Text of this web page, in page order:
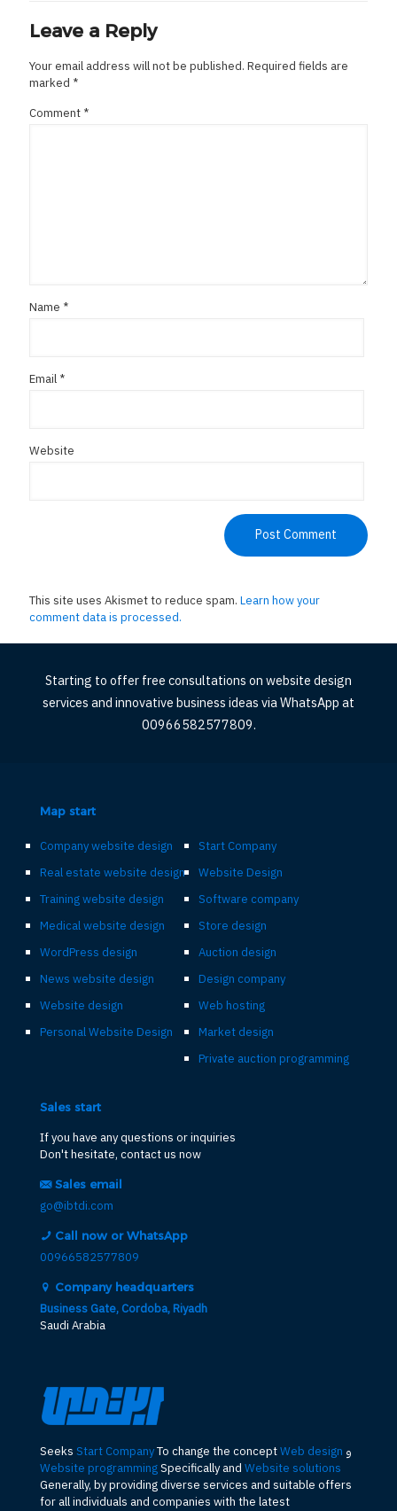
Leave a Reply
Your email address will not be published. Required fields are
marked *
Comment *
Name *
Email *
Website
This site uses Akismet to reduce spam. Learn how your
comment data is processed.
Starting to offer free consultations on website design
services and innovative business ideas via WhatsApp at
00966582577809.
Map start
Start Company
Website Design
Software company
Store design
Auction design
Design company
Web hosting
Market design
Private auction programming
Company website design
Real estate website design
Training website design
Medical website design
WordPress design
News website design
Website design
Personal Website Design
Sales start
If you have any questions or inquiries
Don't hesitate, contact us now
Sales email
go@ibtdi.com
Call now or WhatsApp
00966582577809
Company headquarters
Business Gate, Cordoba, Riyadh
Saudi Arabia
Seeks Start CompanyTo change the conceptWeb design و
Website programmingSpecifically and Website solutions
Generally, by providing diverse services and suitable offers
for all individuals and companies with the latest